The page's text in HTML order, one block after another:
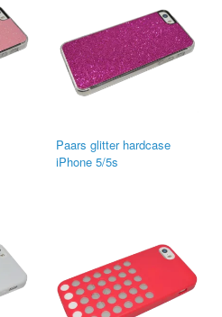
Paars glitter hardcase
iPhone 5/5s